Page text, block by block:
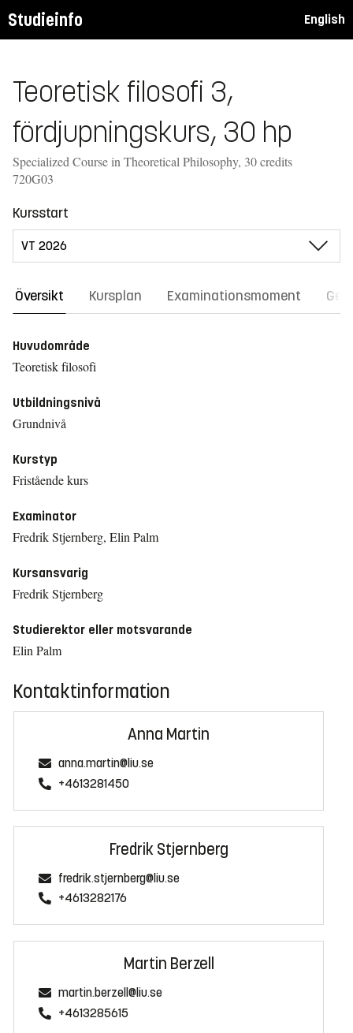
Studieinfo English
Teoretisk filosofi 3,
fördjupningskurs, 30 hp
Specialized Course in Theoretical Philosophy, 30 credits
720G03
Kursstart
Översikt Kursplan Examinationsmoment
Huvudområde
Teoretisk filosofi
Utbildningsnivå
Grundnivå
Kurstyp
Fristående kurs
Examinator
Fredrik Stjernberg, Elin Palm
Kursansvarig
Fredrik Stjernberg
Studierektor eller motsvarande
Elin Palm
Kontaktinformation
Anna Martin
anna.martin@liu.se
+4613281450
Fredrik Stjernberg
fredrik.stjernberg@liu.se
+4613282176
Martin Berzell
martin.berzell@liu.se
+4613285615